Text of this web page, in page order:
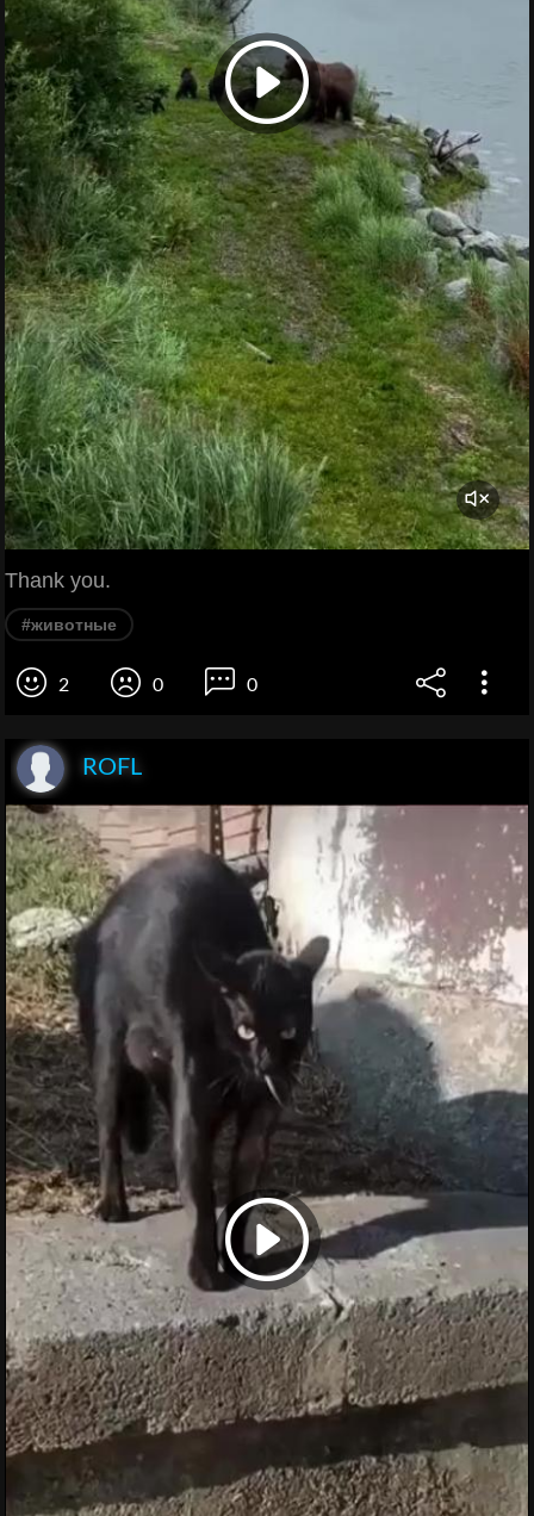
Thank you.
#животные
2 0 0
ROFL